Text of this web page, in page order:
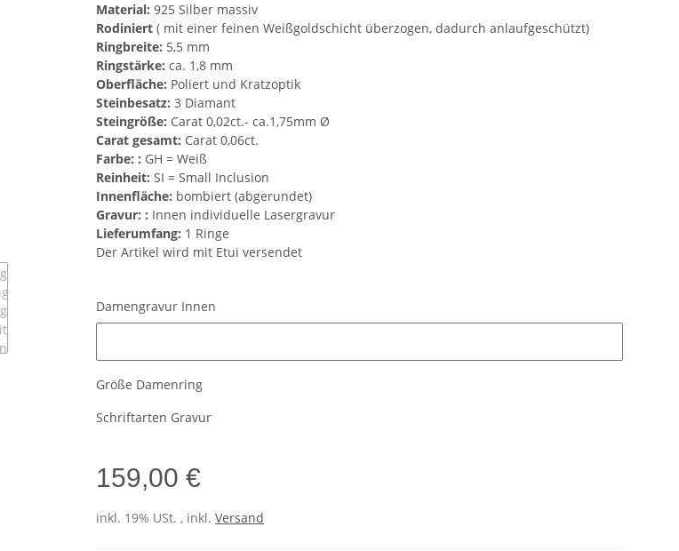
Material: 925 Silber massiv
Rodiniert ( mit einer feinen Weißgoldschicht überzogen, dadurch anlaufgeschützt)
Ringbreite: 5,5 mm
Ringstärke: ca. 1,8 mm
Oberfläche: Poliert und Kratzoptik
Steinbesatz: 3 Diamant
Steingröße: Carat 0,02ct.- ca.1,75mm Ø
Carat gesamt: Carat 0,06ct.
Farbe: : GH = Weiß
Reinheit: SI = Small Inclusion
Innenfläche: bombiert (abgerundet)
Gravur: : Innen individuelle Lasergravur
Lieferumfang: 1 Ringe
Der Artikel wird mit Etui versendet
Damengravur Innen
Größe Damenring
Schriftarten Gravur
159,00 €
inkl. 19% USt. , inkl. Versand